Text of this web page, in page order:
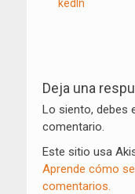
de
entradas
Deja una
Lo siento, debes
comentario.
Este sitio usa
Aprende cómo
comentarios.